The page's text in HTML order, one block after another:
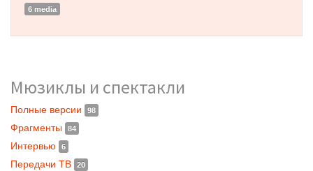
6 media
Мюзиклы и спектакли
Полные версии 98
Фрагменты 84
Интервью 6
Передачи ТВ 20